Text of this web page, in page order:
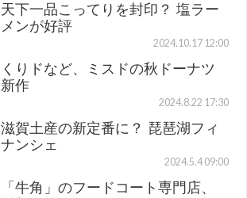
天下一品こってりを封印？ 塩ラー
メンが好評
2024.10.17 12:00
くりドなど、ミスドの秋ドーナツ
新作
2024.8.22 17:30
滋賀土産の新定番に？ 琵琶湖フィ
ナンシェ
2024.5.4 09:00
「牛角」のフードコート専門店、